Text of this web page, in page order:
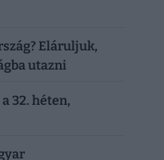
Eláruljuk,
utazni
32. héten,